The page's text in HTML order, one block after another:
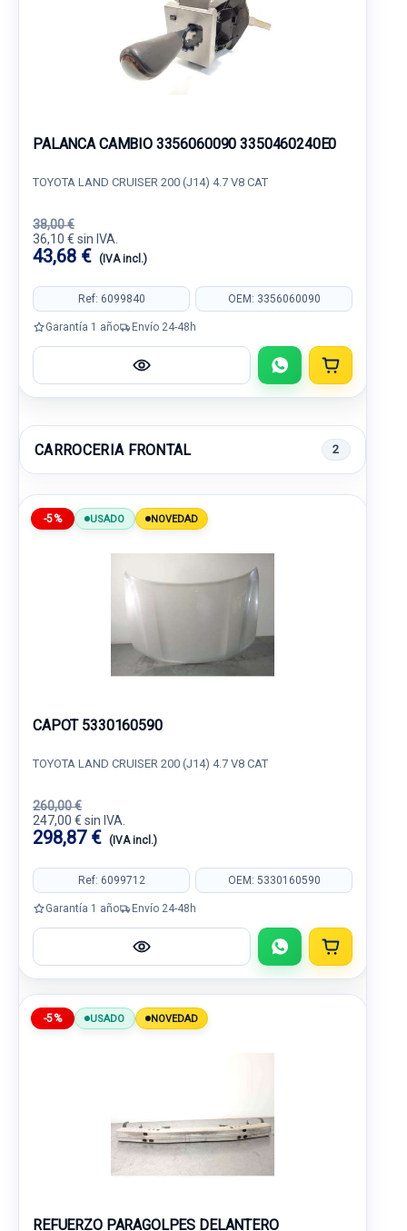
PALANCA CAMBIO 3356060090 3350460240E0
TOYOTA LAND CRUISER 200 (J14) 4.7 V8 CAT
38,00 €
36,10 € sin IVA.
43,68 € (IVA incl.)
Ref: 6099840 OEM: 3356060090
Garantía 1 año Envío 24-48h
CARROCERIA FRONTAL 2
-5% USADO NOVEDAD
CAPOT 5330160590
TOYOTA LAND CRUISER 200 (J14) 4.7 V8 CAT
260,00 €
247,00 € sin IVA.
298,87 € (IVA incl.)
Ref: 6099712 OEM: 5330160590
Garantía 1 año Envío 24-48h
-5% USADO NOVEDAD
REFUERZO PARAGOLPES DELANTERO